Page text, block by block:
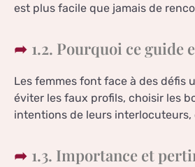
est plus facile que jamais de
1.2. Pourquoi ce guide
Les femmes font face à des défis
éviter les faux profils, choisir les
intentions de leurs
1.3. Importance et